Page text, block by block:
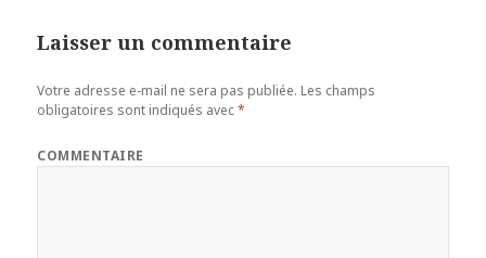
Laisser un commentaire
Votre adresse e-mail ne sera pas publiée. Les champs
obligatoires sont indiqués avec*
COMMENTAIRE